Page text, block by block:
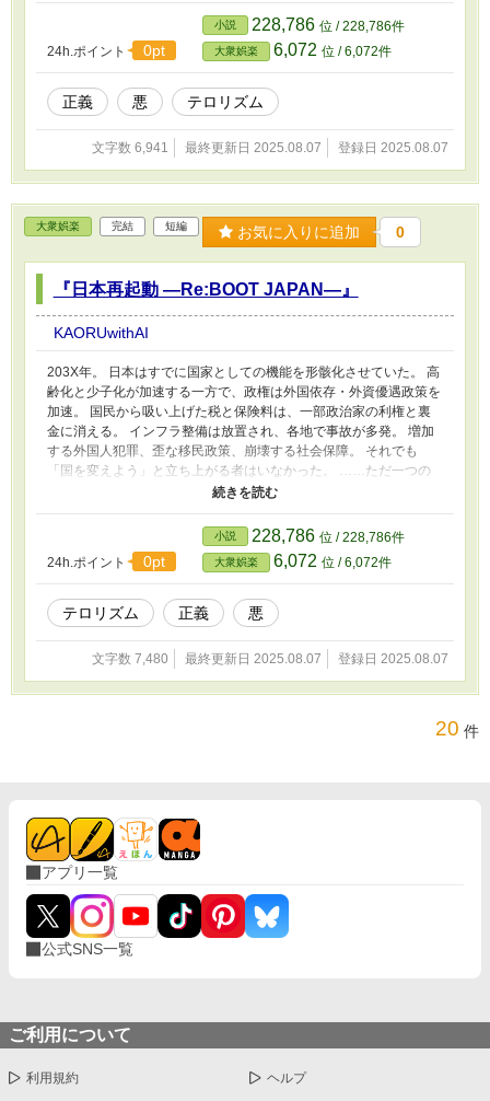
る元副大臣・片倉慎吾の姿があった。 そして彼に突きつけられ
る“告発”と“公開処刑”の選択。 空中では交渉が、地上では政府内
の“撃墜”か“説得”かを巡る激論が交錯する。 正義とは何か。 国家と
は誰のものか。 そして、本当に変えるべきものは何なのか。 これ
は、暴力ではなく“真実”で国を揺るがす、 空からの第二の再起動
――その記録である。
24h.ポイント 0pt
小説 228,786 位 / 228,786件
大衆娯楽 6,072 位 / 6,072件
正義 悪 テロリズム
文字数 6,941 最終更新日 2025.08.07 登録日 2025.08.07
大衆娯楽 完結 短編 お気に入りに追加 0
『日本再起動 ―Re:BOOT JAPAN―』
KAORUwithAI
203X年。 日本はすでに国家としての機能を形骸化させていた。 高
齢化と少子化が加速する一方で、政権は外国依存・外資優遇政策を
加速。 国民から吸い上げた税と保険料は、一部政治家の利権と裏
金に消える。 インフラ整備は放置され、各地で事故が多発。 増加
する外国人犯罪、歪な移民政策、崩壊する社会保障。 それでも
「国を変えよう」と立ち上がる者はいなかった。 ……ただ一つの
計画を除いて。 “再起動（Re:BOOT）”――それは腐敗した日本を
府に家族を奪われた元官僚・神楽坂カイ。 彼は同志を集め、政府
中枢を狙った一連の“改革テロ”を決行する。 それは果たして正義
か、反逆か。 真の「日本人のための日本」は、どこにあるのか
――。
24h.ポイント 0pt
小説 228,786 位 / 228,786件
大衆娯楽 6,072 位 / 6,072件
テロリズム 正義 悪
文字数 7,480 最終更新日 2025.08.07 登録日 2025.08.07
20 件
アプリ一覧
公式SNS一覧
ご利用について
利用規約 ヘルプ